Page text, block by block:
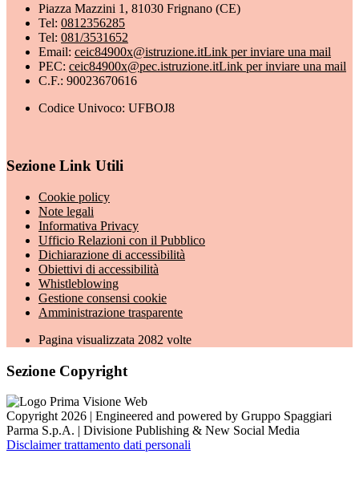
Piazza Mazzini 1, 81030 Frignano (CE)
Tel: 0812356285
Tel: 081/3531652
Email: ceic84900x@istruzione.itLink per inviare una mail
PEC: ceic84900x@pec.istruzione.itLink per inviare una mail
C.F.: 90023670616
Codice Univoco: UFBOJ8
Sezione Link Utili
Cookie policy
Note legali
Informativa Privacy
Ufficio Relazioni con il Pubblico
Dichiarazione di accessibilità
Obiettivi di accessibilità
Whistleblowing
Gestione consensi cookie
Amministrazione trasparente
Pagina visualizzata 2082 volte
Sezione Copyright
Copyright 2026 | Engineered and powered by Gruppo Spaggiari
Parma S.p.A. | Divisione Publishing & New Social Media
Disclaimer trattamento dati personali